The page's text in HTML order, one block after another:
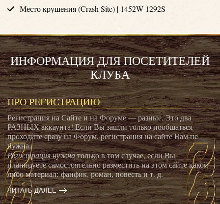
Место крушения (Crash Site) | 1452W 1292S
ИНФОРМАЦИЯ ДЛЯ ПОСЕТИТЕЛЕЙ
КЛУБА
ПРО РЕГИСТРАЦИЮ
Регистрация на Сайте и на Форуме — разные. Это два
РАЗНЫХ аккаунта! Если Вы зашли только пообщаться —
проходите сразу на Форум, регистрация на сайте Вам не
нужна.
Регистрация нужнатолько в том случае, если Вы
планируете самостоятельно разместить на этом сайте какой-
либо материал: фанфик, роман, повесть и т. д.
ЧИТАТЬ ДАЛЕЕ